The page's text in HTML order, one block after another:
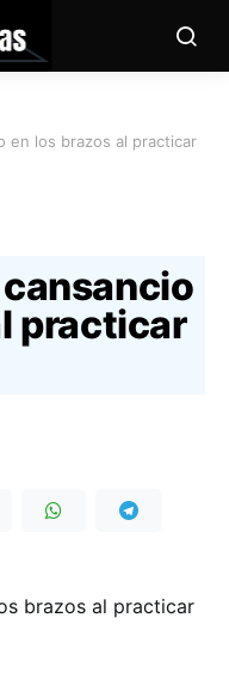
en los brazos al practicar
practicar
brazos al practicar